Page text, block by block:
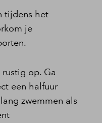
tijdens het
je
op. Ga
een halfuur
zwemmen als